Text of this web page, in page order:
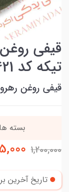
تیکه کد 85421
قیفی روغن
بسته ها
1,200,000
تاریخ آخرین